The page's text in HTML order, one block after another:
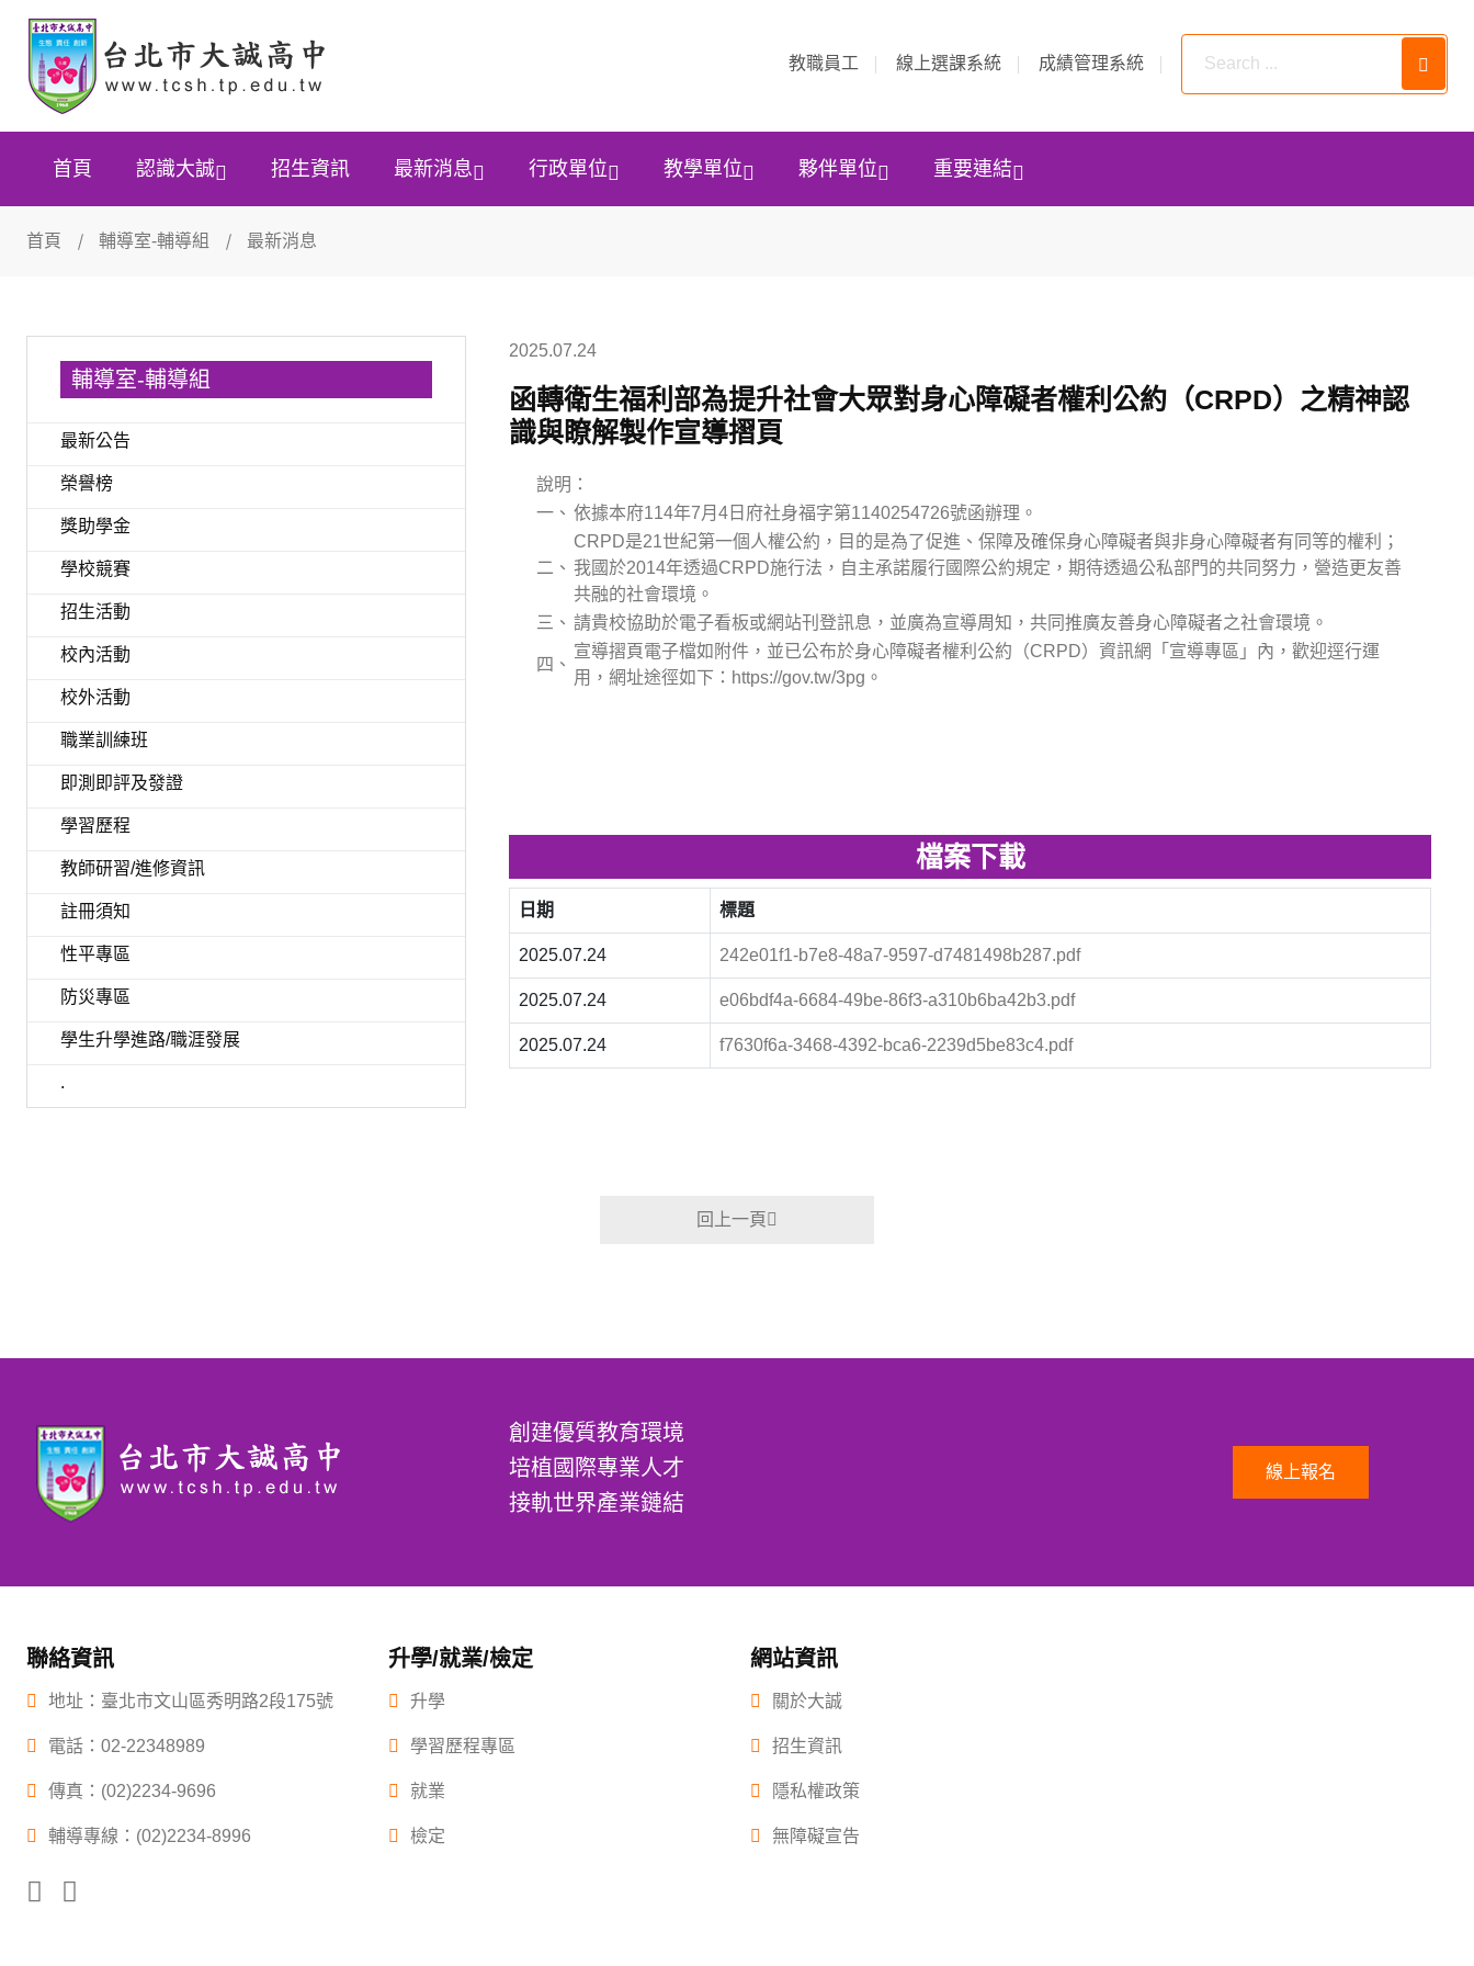
教職員工 線上選課系統 成績管理系統
首頁 認識大誠 招生資訊 最新消息 行政單位 教學單位 夥伴單位 重要連結
首頁 輔導室-輔導組 最新消息
輔導室-輔導組
最新公告
榮譽榜
獎助學金
學校競賽
招生活動
校內活動
校外活動
職業訓練班
即測即評及發證
學習歷程
教師研習/進修資訊
註冊須知
性平專區
防災專區
學生升學進路/職涯發展
.
2025.07.24
函轉衛生福利部為提升社會大眾對身心障礙者權利公約（CRPD）之精神認
識與瞭解製作宣導摺頁
說明：
一、 依據本府114年7月4日府社身福字第1140254726號函辦理。
二、
CRPD是21世紀第一個人權公約，目的是為了促進、保障及確保身心障礙者與非身心障礙者有同等的權利；
我國於2014年透過CRPD施行法，自主承諾履行國際公約規定，期待透過公私部門的共同努力，營造更友善
共融的社會環境。
三、 請貴校協助於電子看板或網站刊登訊息，並廣為宣導周知，共同推廣友善身心障礙者之社會環境。
四、
宣導摺頁電子檔如附件，並已公布於身心障礙者權利公約（CRPD）資訊網「宣導專區」內，歡迎逕行運
用，網址途徑如下：https://gov.tw/3pg。
檔案下載
日期 標題
2025.07.24 242e01f1-b7e8-48a7-9597-d7481498b287.pdf
2025.07.24 e06bdf4a-6684-49be-86f3-a310b6ba42b3.pdf
2025.07.24 f7630f6a-3468-4392-bca6-2239d5be83c4.pdf
回上一頁
創建優質教育環境
培植國際專業人才
接軌世界產業鏈結
線上報名
聯絡資訊
地址：臺北市文山區秀明路2段175號
電話： 02-22348989
傳真：(02)2234-9696
輔導專線：(02)2234-8996
升學/就業/檢定
升學
學習歷程專區
就業
檢定
網站資訊
關於大誠
招生資訊
隱私權政策
無障礙宣告